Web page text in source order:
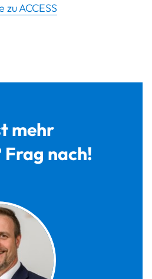
ACCESS
mehr
Frag nach!